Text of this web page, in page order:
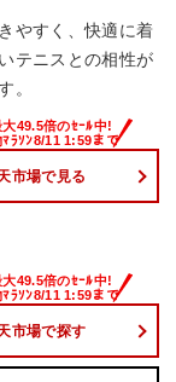
やすく、快適に着
テニスとの相性が
。
市場で見る
市場で探す